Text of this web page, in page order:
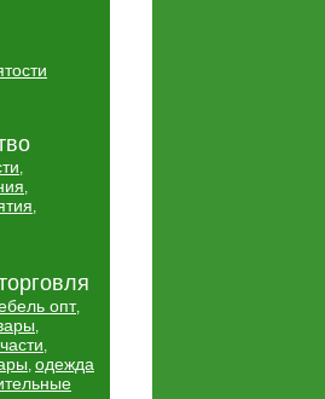
,
,
,
опт,
,
,
, одежда